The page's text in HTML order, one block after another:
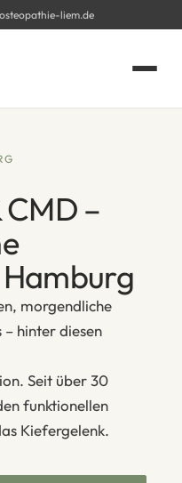
liem.de
–
morgendliche
hinter diesen
Seit über 30
funktionellen
Kiefergelenk.